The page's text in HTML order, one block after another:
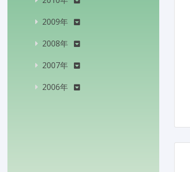
2009年
2008年
2007年
2006年